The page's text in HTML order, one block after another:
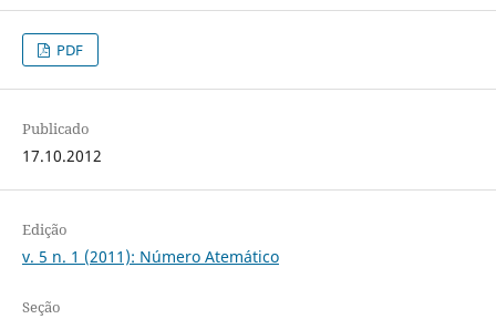
PDF
Publicado
17.10.2012
Edição
v. 5 n. 1 (2011): Número Atemático
Seção